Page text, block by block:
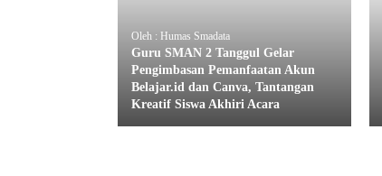
Oleh : Humas Smadata
Guru SMAN 2 Tanggul Gelar
Pengimbasan Pemanfaatan Akun
Belajar.id dan Canva, Tantangan
Kreatif Siswa Akhiri Acara